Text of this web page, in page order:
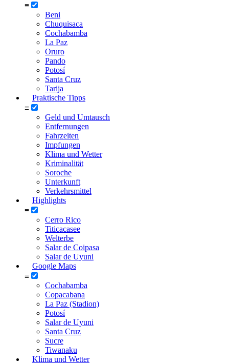
≡
Beni
Chuquisaca
Cochabamba
La Paz
Oruro
Pando
Potosí
Santa Cruz
Tarija
Praktische Tipps
≡
Geld und Umtausch
Entfernungen
Fahrzeiten
Impfungen
Klima und Wetter
Kriminalität
Soroche
Unterkunft
Verkehrsmittel
Highlights
≡
Cerro Rico
Titicacasee
Welterbe
Salar de Coipasa
Salar de Uyuni
Google Maps
≡
Cochabamba
Copacabana
La Paz (Stadion)
Potosí
Salar de Uyuni
Santa Cruz
Sucre
Tiwanaku
Klima und Wetter